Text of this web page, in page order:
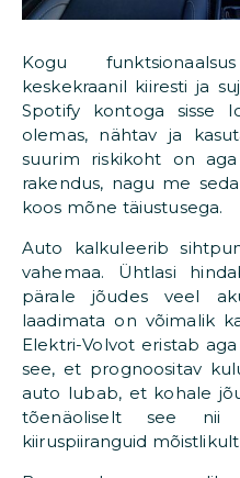
Kogu
keskekraanil kiiresti ja
Spotify kontoga sisse
olemas, nähtav ja
suurim riskikoht on
rakendus, nagu me
koos mõne täiustusega.
Auto kalkuleerib
vahemaa. Ühtlasi
pärale jõudes veel
laadimata on võimalik
Elektri-Volvot eristab
see, et prognoositav
auto lubab, et kohale
tõenäoliselt see
kiiruspiiranguid mõistlikult